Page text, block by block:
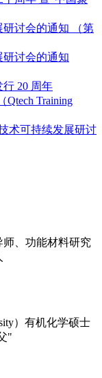
研讨会的通知 （第
研讨会的通知
20 周年
Qtech Training
术可持续发展研讨
、功能材料研究
）有机化学硕士
"